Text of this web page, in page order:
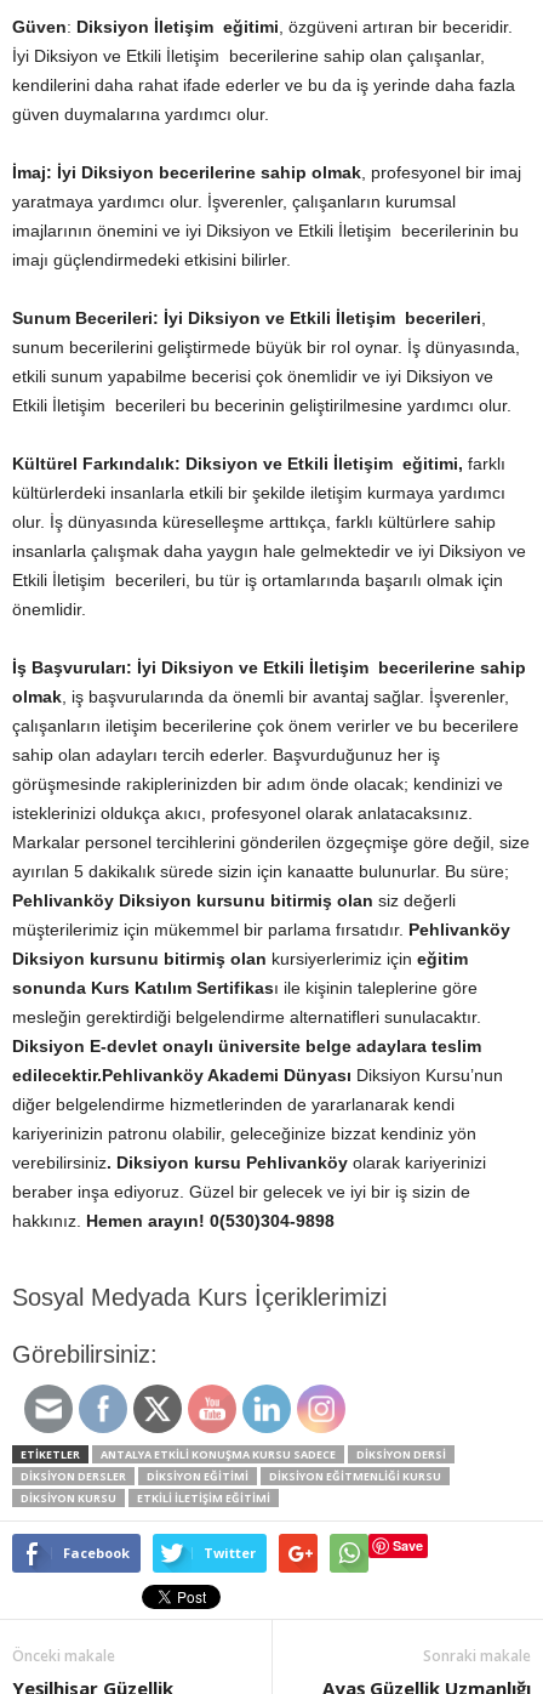
Güven: Diksiyon İletişim eğitimi, özgüveni artıran bir beceridir.
İyi Diksiyon ve Etkili İletişim becerilerine sahip olan çalışanlar,
kendilerini daha rahat ifade ederler ve bu da iş yerinde daha fazla
güven duymalarına yardımcı olur.
İmaj: İyi Diksiyon becerilerine sahip olmak, profesyonel bir imaj
yaratmaya yardımcı olur. İşverenler, çalışanların kurumsal
imajlarının önemini ve iyi Diksiyon ve Etkili İletişim becerilerinin bu
imajı güçlendirmedeki etkisini bilirler.
Sunum Becerileri: İyi Diksiyon ve Etkili İletişim becerileri,
sunum becerilerini geliştirmede büyük bir rol oynar. İş dünyasında,
etkili sunum yapabilme becerisi çok önemlidir ve iyi Diksiyon ve
Etkili İletişim becerileri bu becerinin geliştirilmesine yardımcı olur.
Kültürel Farkındalık: Diksiyon ve Etkili İletişim eğitimi, farklı
kültürlerdeki insanlarla etkili bir şekilde iletişim kurmaya yardımcı
olur. İş dünyasında küreselleşme arttıkça, farklı kültürlere sahip
insanlarla çalışmak daha yaygın hale gelmektedir ve iyi Diksiyon ve
Etkili İletişim becerileri, bu tür iş ortamlarında başarılı olmak için
önemlidir.
İş Başvuruları: İyi Diksiyon ve Etkili İletişim becerilerine sahip
olmak, iş başvurularında da önemli bir avantaj sağlar. İşverenler,
çalışanların iletişim becerilerine çok önem verirler ve bu becerilere
sahip olan adayları tercih ederler. Başvurduğunuz her iş
görüşmesinde rakiplerinizden bir adım önde olacak; kendinizi ve
isteklerinizi oldukça akıcı, profesyonel olarak anlatacaksınız.
Markalar personel tercihlerini gönderilen özgeçmişe göre değil, size
ayırılan 5 dakikalık sürede sizin için kanaatte bulunurlar. Bu süre;
Pehlivanköy Diksiyon kursunu bitirmiş olan siz değerli
müşterilerimiz için mükemmel bir parlama fırsatıdır. Pehlivanköy
Diksiyon kursunu bitirmiş olan kursiyerlerimiz için eğitim
sonunda Kurs Katılım Sertifikası ile kişinin taleplerine göre
mesleğin gerektirdiği belgelendirme alternatifleri sunulacaktır.
Diksiyon E-devlet onaylı üniversite belge adaylara teslim
edilecektir.Pehlivanköy Akademi Dünyası Diksiyon Kursu’nun
diğer belgelendirme hizmetlerinden de yararlanarak kendi
kariyerinizin patronu olabilir, geleceğinize bizzat kendiniz yön
verebilirsiniz. Diksiyon kursu Pehlivanköy olarak kariyerinizi
beraber inşa ediyoruz. Güzel bir gelecek ve iyi bir iş sizin de
hakkınız. Hemen arayın! 0(530)304-9898
Sosyal Medyada Kurs İçeriklerimizi
Görebilirsiniz:
ETİKETLER ANTALYA ETKILI KONUŞMA KURSU SADECE
DIKSIYON DERSI
DIKSIYON DERSLER
DIKSIYON EĞITIMI
DIKSIYON EĞITMENLIĞI KURSU
DİKSİYON KURSU
ETKILI ILETIŞIM EĞITIMI
Facebook Twitter Save
Önceki makale
Yeşilhisar Güzellik
Sonraki makale
Ayaş Güzellik Uzmanlığı